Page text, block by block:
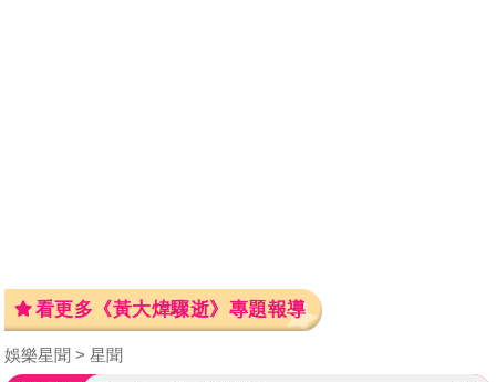
看更多《黃大煒驟逝》專題報導
娛樂星聞 星聞